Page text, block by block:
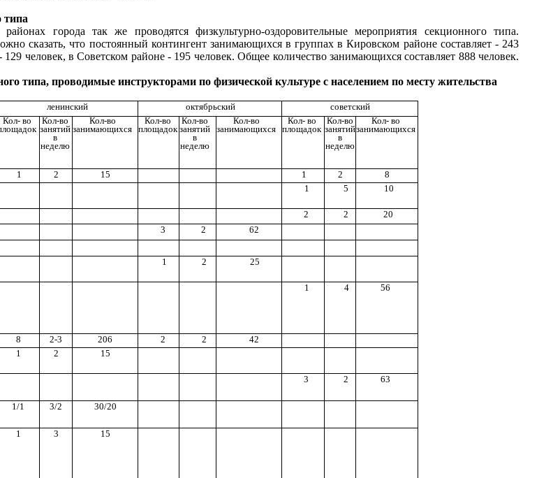
типа
города так же проводятся физкультурно-оздоровительные мероприятия секционного типа.
сказать, что постоянный контингент занимающихся в группах в Кировском районе составляет - 243
человек, в Советском районе - 195 человек. Общее количество занимающихся составляет 888 человек.
типа, проводимые инструкторами по физической культуре с населением по месту жительства
ленинский октябрьский
советский
Кол- во
Кол-во
занятий
в
неделю
Кол-во
занимающихся
Кол-во
площадок
Кол-во
занятий
в
неделю
Кол-во
занимающихся
Кол- во
площадок
Кол-во
занятий
в
неделю
Кол- во
занимающихся
1 2 15 1 2
8
1 5 10
2 2
20
3 2
62
1 2 25
1 4 56
8 2-3 206 2 2
42
1 2 15
3 2 63
1/1 3/2 30/20
1 3 15